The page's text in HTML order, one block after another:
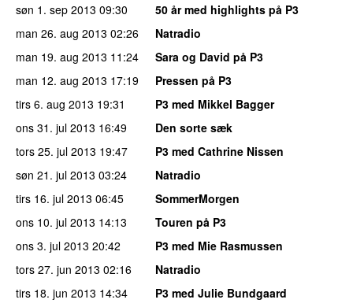
søn 1. sep 2013 09:30
50 år med highlights på P3
man 26. aug 2013 02:26
Natradio
man 19. aug 2013 11:24
Sara og David på P3
man 12. aug 2013 17:19
Pressen på P3
tirs 6. aug 2013 19:31
P3 med Mikkel Bagger
ons 31. jul 2013 16:49
Den sorte sæk
tors 25. jul 2013 19:47
P3 med Cathrine Nissen
søn 21. jul 2013 03:24
Natradio
tirs 16. jul 2013 06:45
SommerMorgen
ons 10. jul 2013 14:13
Touren på P3
ons 3. jul 2013 20:42
P3 med Mie Rasmussen
tors 27. jun 2013 02:16
Natradio
tirs 18. jun 2013 14:34
P3 med Julie Bundgaard